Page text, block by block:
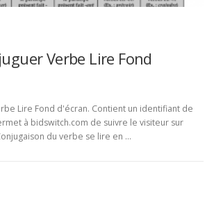
Verbe Lire Fond
Lire Fond d'écran. Contient un identifiant de
à bidswitch.com de suivre le visiteur sur
du verbe se lire en …